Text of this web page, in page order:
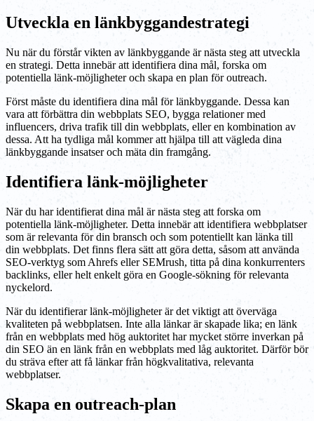
Utveckla en länkbyggandestrategi
Nu när du förstår vikten av länkbyggande är nästa steg att utveckla
en strategi. Detta innebär att identifiera dina mål, forska om
potentiella länk-möjligheter och skapa en plan för outreach.
Först måste du identifiera dina mål för länkbyggande. Dessa kan
vara att förbättra din webbplats SEO, bygga relationer med
influencers, driva trafik till din webbplats, eller en kombination av
dessa. Att ha tydliga mål kommer att hjälpa till att vägleda dina
länkbyggande insatser och mäta din framgång.
Identifiera länk-möjligheter
När du har identifierat dina mål är nästa steg att forska om
potentiella länk-möjligheter. Detta innebär att identifiera webbplatser
som är relevanta för din bransch och som potentiellt kan länka till
din webbplats. Det finns flera sätt att göra detta, såsom att använda
SEO-verktyg som Ahrefs eller SEMrush, titta på dina konkurrenters
backlinks, eller helt enkelt göra en Google-sökning för relevanta
nyckelord.
När du identifierar länk-möjligheter är det viktigt att överväga
kvaliteten på webbplatsen. Inte alla länkar är skapade lika; en länk
från en webbplats med hög auktoritet har mycket större inverkan på
din SEO än en länk från en webbplats med låg auktoritet. Därför bör
du sträva efter att få länkar från högkvalitativa, relevanta
webbplatser.
Skapa en outreach-plan